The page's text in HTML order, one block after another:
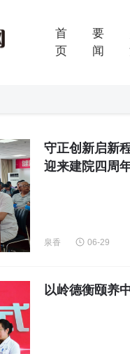
首
页
要
闻
守正创新启新
迎来建院四周
泉香 06-29
以岭德衡颐养